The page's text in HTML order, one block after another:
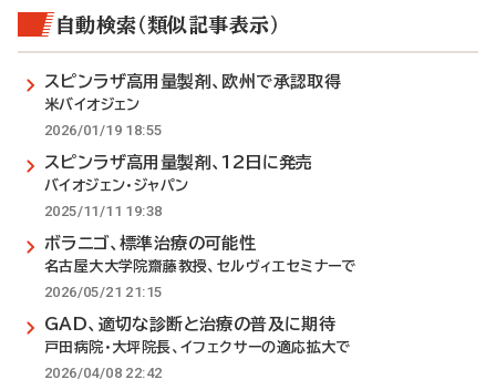
自動検索（類似記事表示）
スピンラザ高用量製剤、欧州で承認取得
米バイオジェン
2026/01/19 18:55
スピンラザ高用量製剤、12日に発売
バイオジェン・ジャパン
2025/11/11 19:38
ボラニゴ、標準治療の可能性
名古屋大大学院齋藤教授、セルヴィエセミナーで
2026/05/21 21:15
GAD、適切な診断と治療の普及に期待
戸田病院・大坪院長、イフェクサーの適応拡大で
2026/04/08 22:42